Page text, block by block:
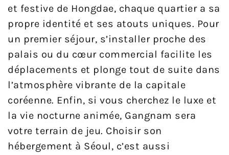
et festive de Hongdae, chaque quartier a sa
propre identité et ses atouts uniques. Pour
un premier séjour, s’installer proche des
palais ou du cœur commercial facilite les
déplacements et plonge tout de suite dans
l’atmosphère vibrante de la capitale
coréenne. Enfin, si vous cherchez le luxe et
la vie nocturne animée, Gangnam sera
votre terrain de jeu. Choisir son
hébergement à Séoul, c’est aussi